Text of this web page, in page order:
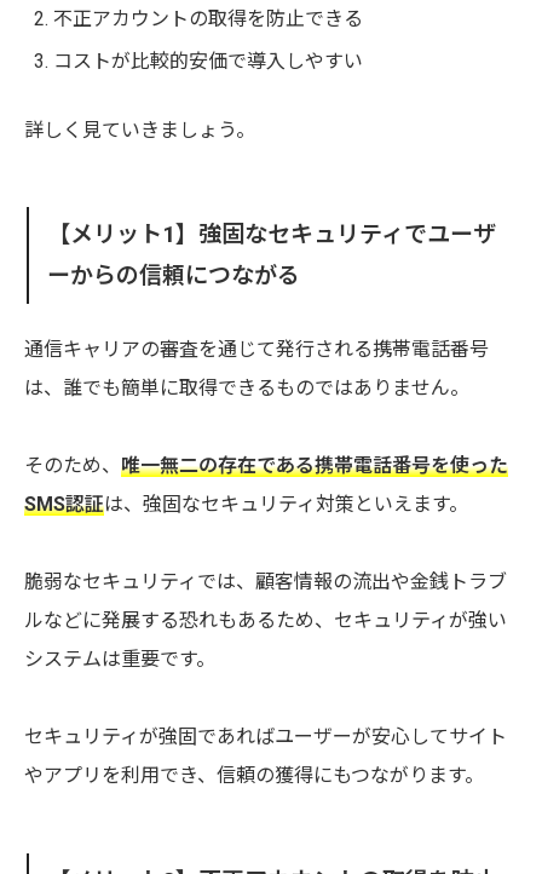
不正アカウントの取得を防止できる
コストが比較的安価で導入しやすい
詳しく見ていきましょう。
【メリット1】強固なセキュリティでユーザ
ーからの信頼につながる
通信キャリアの審査を通じて発行される携帯電話番号
は、誰でも簡単に取得できるものではありません。
そのため、 唯一無二の存在である携帯電話番号を使った
SMS認証は、強固なセキュリティ対策といえます。
脆弱なセキュリティでは、顧客情報の流出や金銭トラブ
ルなどに発展する恐れもあるため、セキュリティが強い
システムは重要です。
セキュリティが強固であればユーザーが安心してサイト
やアプリを利用でき、信頼の獲得にもつながります。